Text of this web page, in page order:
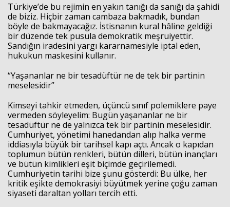
Türkiye’de bu rejimin en yakın tanığı da sanığı da şahidi
de biziz. Hiçbir zaman cambaza bakmadık, bundan
böyle de bakmayacağız. İstisnanın kural hâline geldiği
bir düzende tek pusula demokratik meşruiyettir.
Sandığın iradesini yargı kararnamesiyle iptal eden,
hukukun maskesini kullanır.
“Yaşananlar ne bir tesadüftür ne de tek bir partinin
meselesidir”
Kimseyi tahkir etmeden, üçüncü sınıf polemiklere paye
vermeden söyleyelim: Bugün yaşananlar ne bir
tesadüftür ne de yalnızca tek bir partinin meselesidir.
Cumhuriyet, yönetimi hanedandan alıp halka verme
iddiasıyla büyük bir tarihsel kapı açtı. Ancak o kapıdan
toplumun bütün renkleri, bütün dilleri, bütün inançları
ve bütün kimlikleri eşit biçimde geçirilemedi.
Cumhuriyetin tarihi bize şunu gösterdi: Bu ülke, her
kritik eşikte demokrasiyi büyütmek yerine çoğu zaman
siyaseti daraltan yolları tercih etti.